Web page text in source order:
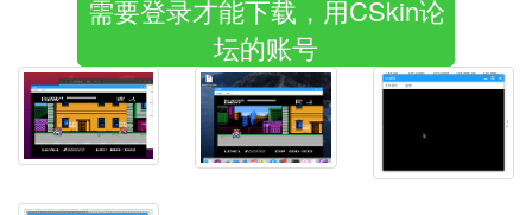
需要登录才能下载，用CSkin论
坛的账号